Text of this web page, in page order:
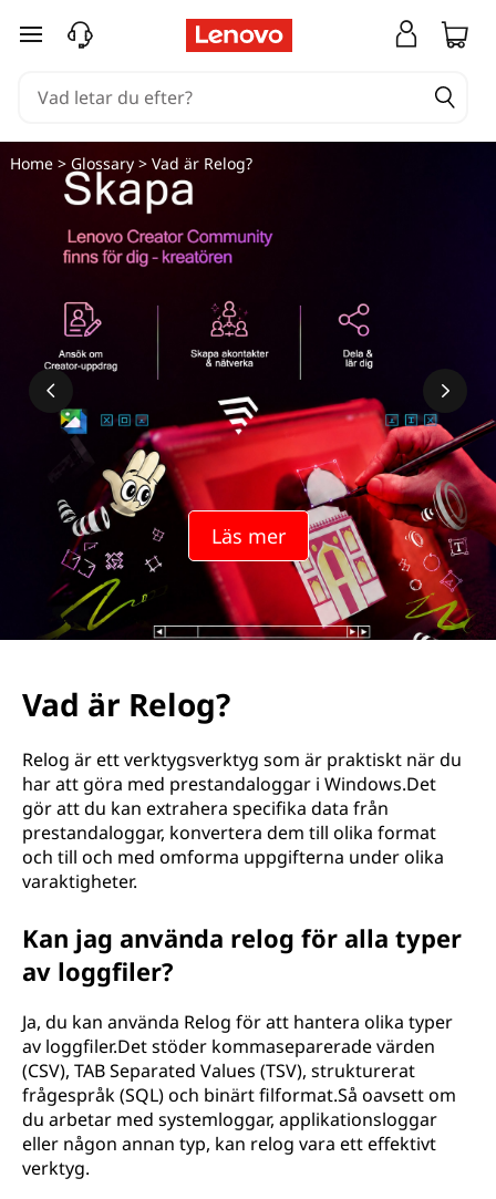
hoppa vidare till huvudinnehållet
Läs mer
Home> Glossary> Vad är Relog?
Vad är Relog?
Relog är ett verktygsverktyg som är praktiskt när du
har att göra med prestandaloggar i Windows.Det
gör att du kan extrahera specifika data från
prestandaloggar, konvertera dem till olika format
och till och med omforma uppgifterna under olika
varaktigheter.
Kan jag använda relog för alla typer
av loggfiler?
Ja, du kan använda Relog för att hantera olika typer
av loggfiler.Det stöder kommaseparerade värden
(CSV), TAB Separated Values ​​(TSV), strukturerat
frågespråk (SQL) och binärt filformat.Så oavsett om
du arbetar med systemloggar, applikationsloggar
eller någon annan typ, kan relog vara ett effektivt
verktyg.